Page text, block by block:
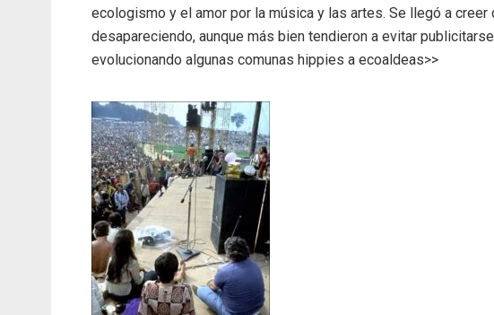
ecologismo y el amor por la música y las artes. Se llegó a
desapareciendo, aunque más bien tendieron a evitar
evolucionando algunas comunas hippies a ecoaldeas>>